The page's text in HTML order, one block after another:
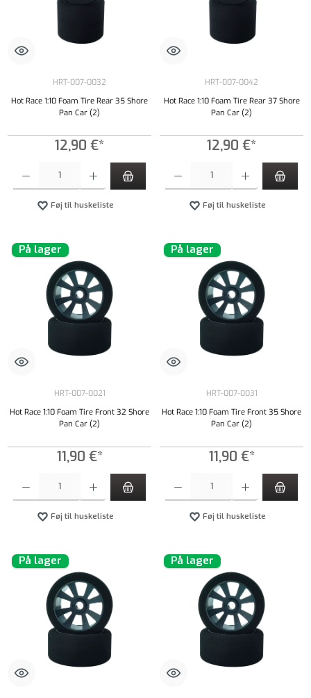
HRT-007-0032
Hot Race 1:10 Foam Tire Rear 35 Shore
Pan Car (2)
12,90 €*
Føj til huskeliste
HRT-007-0042
Hot Race 1:10 Foam Tire Rear 37 Shore
Pan Car (2)
12,90 €*
Føj til huskeliste
På lager
HRT-007-0021
Hot Race 1:10 Foam Tire Front 32 Shore
Pan Car (2)
11,90 €*
Føj til huskeliste
På lager
HRT-007-0031
Hot Race 1:10 Foam Tire Front 35 Shore
Pan Car (2)
11,90 €*
Føj til huskeliste
På lager På lager